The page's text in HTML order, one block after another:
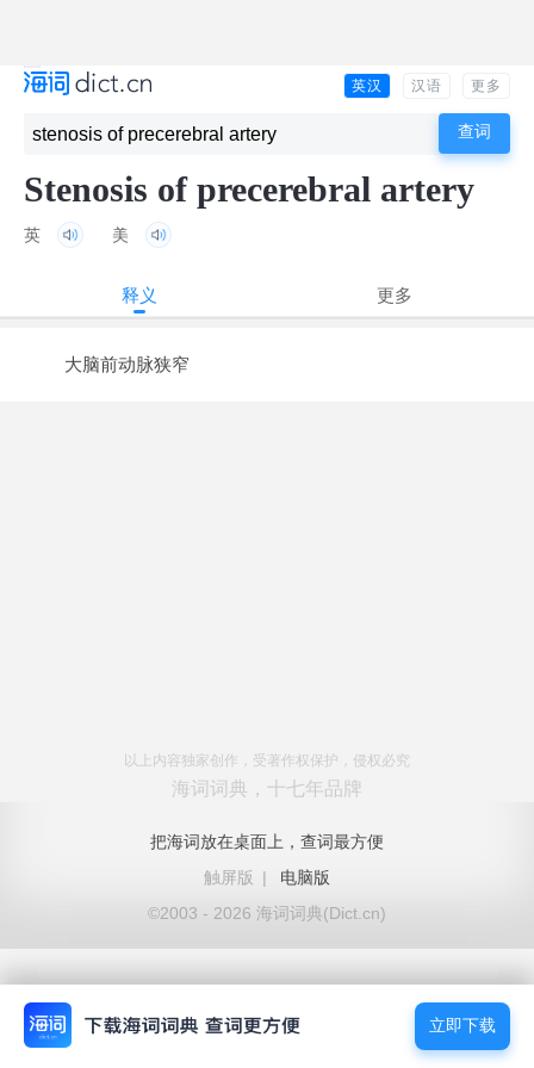
英汉 汉语 更多
Stenosis of precerebral artery
英 美
释义 更多
大脑前动脉狭窄
以上内容独家创作，受著作权保护，侵权必究
海词词典，十七年品牌
把海词放在桌面上，查词最方便
触屏版
|
电脑版
©2003 - 2026 海词词典(Dict.cn)
立即下载
立即下载